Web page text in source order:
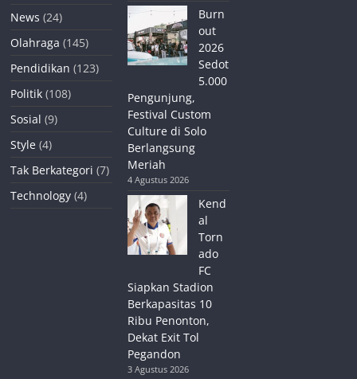
News (24)
Olahraga (145)
Pendidikan (123)
Politik (108)
Sosial (9)
Style (4)
Tak Berkategori (7)
Technology (4)
Burn
out
2026
Sedot
5.000
Pengunjung,
Festival Custom
Culture di Solo
Berlangsung
Meriah
4 Agustus 2026
Kend
al
Torn
ado
FC
Siapkan Stadion
Berkapasitas 10
Ribu Penonton,
Dekat Exit Tol
Pegandon
3 Agustus 2026